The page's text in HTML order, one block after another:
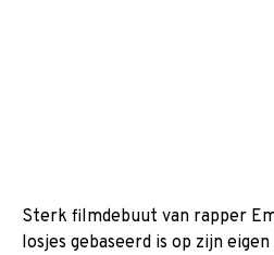
Sterk filmdebuut van rapper
losjes gebaseerd is op zijn